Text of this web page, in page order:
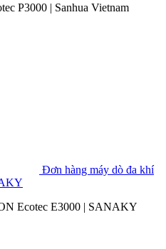
P3000 | Sanhua Vietnam
Đơn hàng máy dò đa khí
Ecotec E3000 | SANAKY